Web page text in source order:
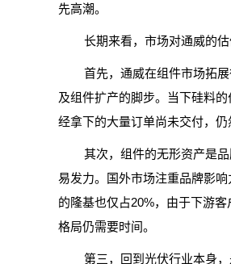
先高潮。
长期来看，市场对通威的
首先，通威在组件市场拓
及组件扩产的脚步。当下硅料
经拿下的大量订单尚未交付，
其次，组件的无形资产是
易发力。国外市场注重品牌影
的隆基也仅占20%，由于下游
格局仍需要时间。
第三，回到光伏行业本身